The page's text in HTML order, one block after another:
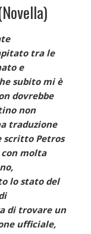
tra le
e
subito mi è
dovrebbe
non
traduzione
scritto Petros
con molta
lo stato del
di trovare un
ufficiale,